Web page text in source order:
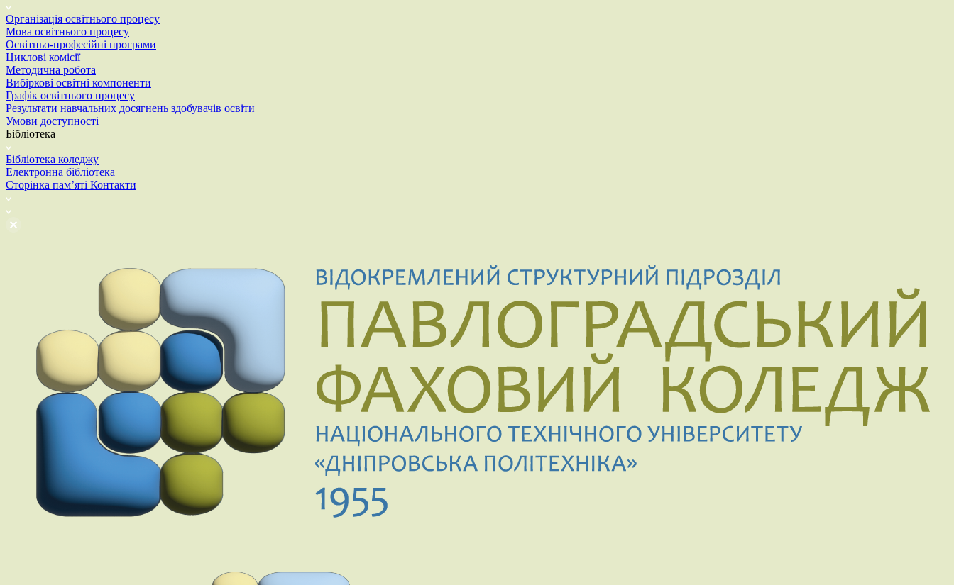
Організація освітнього процесу
Мова освітнього процесу
Освітньо-професійні програми
Циклові комісії
Методична робота
Вибіркові освітні компоненти
Графік освітнього процесу
Результати навчальних досягнень здобувачів освіти
Умови доступності
Бібліотека
Бібліотека коледжу
Електронна бібліотека
Сторінка пам’яті Контакти